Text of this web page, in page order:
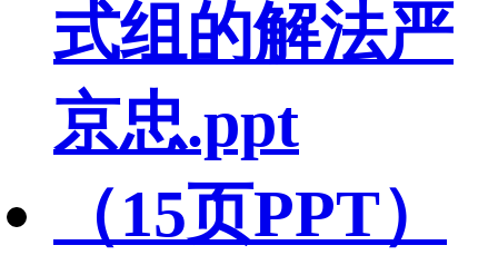
式组的解法严
京忠.ppt
（15页PPT）